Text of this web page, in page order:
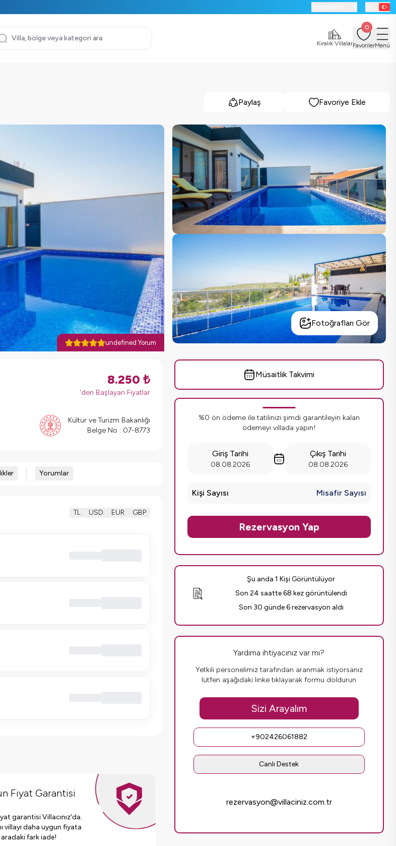
Kiralık Villalar
0
FavorilerMenü
Paylaş Favoriye Ekle
undefined Yorum
Fotoğrafları Gör
8.250 ₺
'den Başlayan Fiyatlar
Kültür ve Turizm Bakanlığı
Belge No : 07-8773
Yorumlar
TL USD EUR GBP
Fiyat Garantisi
garantisi Villacınız'da.
villayı daha uygun fiyata
aradaki fark iade!
Müsaitlik Takvimi
%0 ön ödeme ile tatilinizi şimdi garantileyin kalan
ödemeyi villada yapın!
Giriş Tarihi
08.08.2026
Çıkış Tarihi
08.08.2026
Kişi Sayısı Misafir Sayısı
Rezervasyon Yap
Şu anda 1 Kişi Görüntülüyor
Son 24 saatte 68 kez görüntülendi
Son 30 günde 6 rezervasyon aldı
Yardıma ihtiyacınız var mı?
Yetkili personelimiz tarafından aranmak istiyorsanız
lütfen aşağıdaki linke tıklayarak formu doldurun
Sizi Arayalım
+902426061882
Canlı Destek
rezervasyon@villaciniz.com.tr